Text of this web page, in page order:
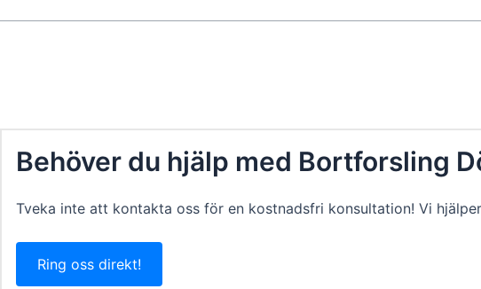
Behöver du hjälp med Bortforsling
Tveka inte att kontakta oss för en kostnadsfri konsultation! Vi
Ring oss direkt!